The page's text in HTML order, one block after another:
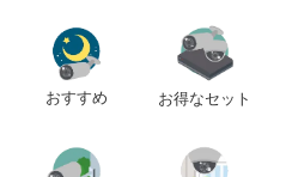
おすすめ お得なセット